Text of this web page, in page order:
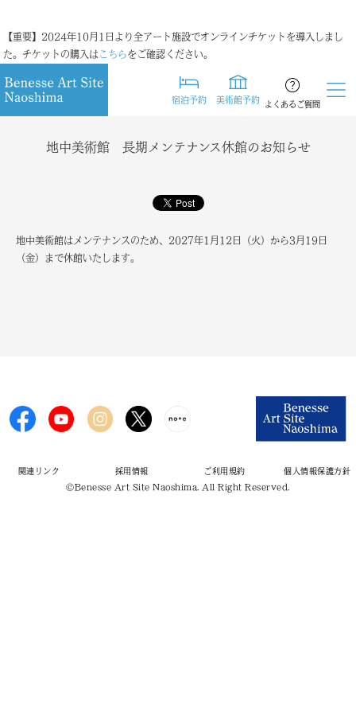
【重要】2024年10月1日より全アート施設でオンラインチケットを導入しまし
た。チケットの購入は こちらをご確認ください。
宿泊予約 美術館予約 よくあるご質問
地中美術館 長期メンテナンス休館のお知らせ
地中美術館はメンテナンスのため、2027年1月12日（火）から3月19日
（金）まで休館いたします。
関連リンク 採用情報 ご利用規約
個人情報保護方針
©Benesse Art Site Naoshima. All Right Reserved.